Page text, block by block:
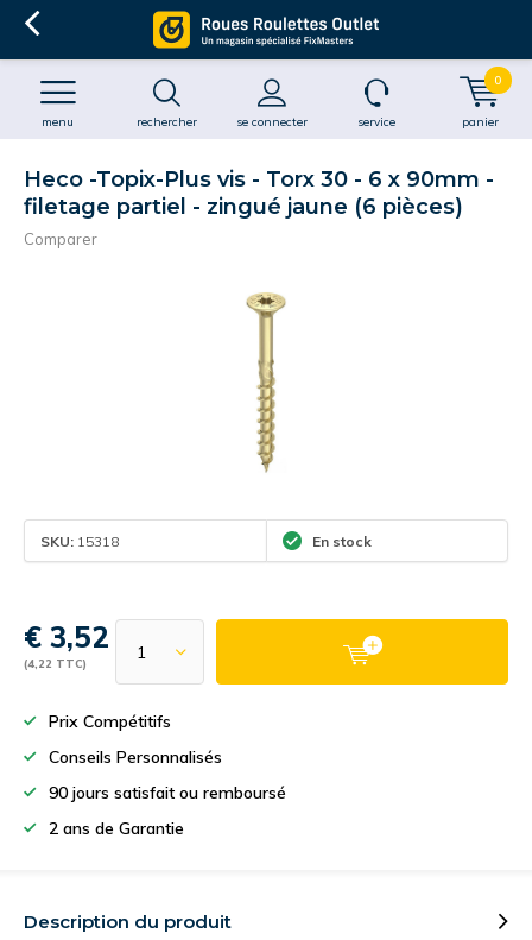
rechercher se connecter
menu service panier
0
Heco -Topix-Plus vis - Torx 30 - 6 x 90mm -
filetage partiel - zingué jaune (6 pièces)
Comparer
SKU: 15318 En stock
€ 3,52
(4,22 TTC)
Prix Compétitifs
Conseils Personnalisés
90 jours satisfait ou remboursé
2 ans de Garantie
Description du produit